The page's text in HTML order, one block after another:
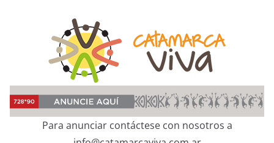
Para anunciar contáctese con nosotros a